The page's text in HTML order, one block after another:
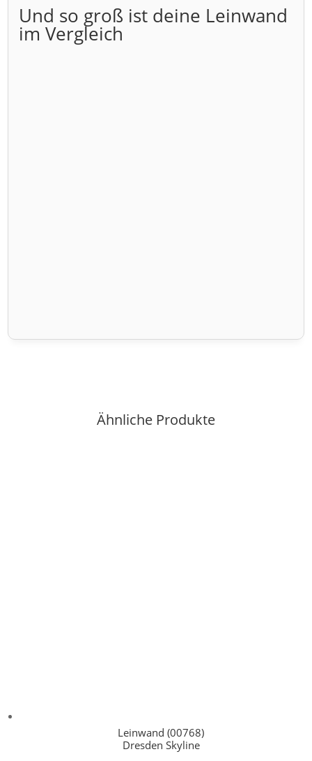
Und so groß ist deine Leinwand
im Vergleich
Ähnliche Produkte
Leinwand (00768)
Dresden Skyline